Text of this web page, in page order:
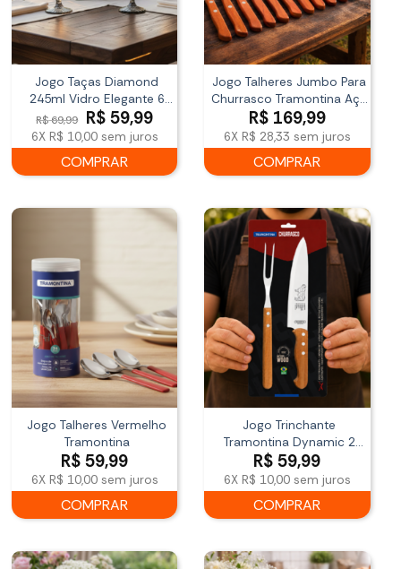
Jogo Taças Diamond
245ml Vidro Elegante 6
Peças
R$69,99 O
preço
original
era:
R$59,99O
preço
atual
6X R$ 10,00sem juros
COMPRAR
Jogo Talheres Jumbo Para
Churrasco Tramontina Aço
Inox Cabo Madeira 12
Peças
R$169,99
6X R$ 28,33 sem juros
COMPRAR
Jogo Talheres Vermelho
Tramontina
R$ 59,99
6X R$ 10,00sem juros
COMPRAR
Jogo Trinchante
Tramontina Dynamic 2
Peças Aço Inox
R$ 59,99
6X R$ 10,00sem juros
COMPRAR